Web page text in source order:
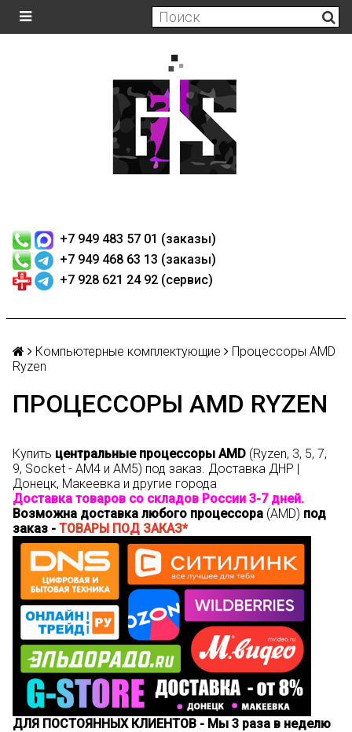
+7 949 483 57 01 (заказы)
+7 949 468 63 13 (заказы)
+7 928 621 24 92 (сервис)
Компьютерные комплектующие
Процессоры AMD
Ryzen
ПРОЦЕССОРЫ AMD RYZEN
Купить центральные процессоры AMD (Ryzen, 3, 5, 7,
9, Socket - AM4 и AM5) под заказ. Доставка ДНР |
Донецк, Макеевка и другие города
Доставка товаров со складов России 3-7 дней.
Возможна доставка любого процессора (AMD) под
заказ - ТОВАРЫ ПОД ЗАКАЗ*
ДЛЯ ПОСТОЯННЫХ КЛИЕНТОВ - Мы 3 раза в неделю